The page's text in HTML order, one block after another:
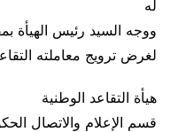
له
ووجه السيد رئيس الهيأة
لغرض ترويج معاملته
هيأة التقاعد الوطنية
قسم الإعلام والاتصال